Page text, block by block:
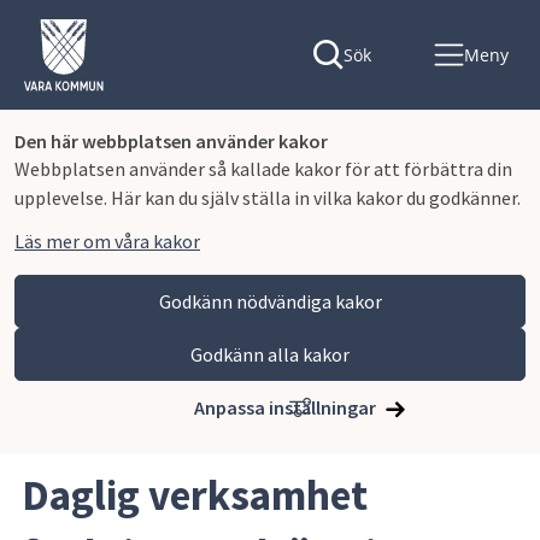
Den här webbplatsen använder kakor
Webbplatsen använder så kallade kakor för att förbättra din
upplevelse. Här kan du själv ställa in vilka kakor du godkänner.
Läs mer om våra kakor
Godkänn nödvändiga kakor
Godkänn alla kakor
Anpassa inställningar
Sök Meny
Vara kommun
Omsorg och stöd
Funktionsnedsättning
Daglig verksamhet